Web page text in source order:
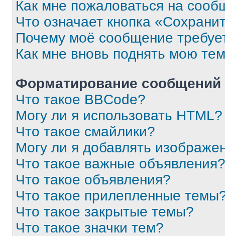
Как мне пожаловаться на
Что означает кнопка
Почему моё сообщение
Как мне вновь поднять мою
Форматирование
Что такое BBCode?
Могу ли я использовать HTML?
Что такое смайлики?
Могу ли я добавлять
Что такое важные объявления?
Что такое объявления?
Что такое прилепленные
Что такое закрытые темы?
Что такое значки тем?